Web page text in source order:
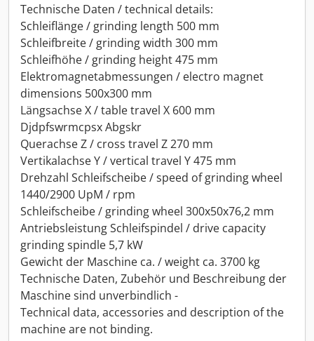
Technische Daten / technical details:
Schleiflänge / grinding length 500 mm
Schleifbreite / grinding width 300 mm
Schleifhöhe / grinding height 475 mm
Elektromagnetabmessungen / electro magnet
dimensions 500x300 mm
Längsachse X / table travel X 600 mm
Djdpfswrmcpsx Abgskr
Querachse Z / cross travel Z 270 mm
Vertikalachse Y / vertical travel Y 475 mm
Drehzahl Schleifscheibe / speed of grinding wheel
1440/2900 UpM / rpm
Schleifscheibe / grinding wheel 300x50x76,2 mm
Antriebsleistung Schleifspindel / drive capacity
grinding spindle 5,7 kW
Gewicht der Maschine ca. / weight ca. 3700 kg
Technische Daten, Zubehör und Beschreibung der
Maschine sind unverbindlich -
Technical data, accessories and description of the
machine are not binding.